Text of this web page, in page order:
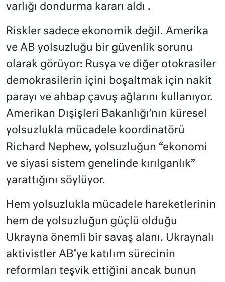
varlığı dondurma kararı aldı .
Riskler sadece ekonomik değil. Amerika
ve AB yolsuzluğu bir güvenlik sorunu
olarak görüyor: Rusya ve diğer otokrasiler
demokrasilerin içini boşaltmak için nakit
parayı ve ahbap çavuş ağlarını kullanıyor.
Amerikan Dışişleri Bakanlığı’nın küresel
yolsuzlukla mücadele koordinatörü
Richard Nephew, yolsuzluğun “ekonomi
ve siyasi sistem genelinde kırılganlık”
yarattığını söylüyor.
Hem yolsuzlukla mücadele hareketlerinin
hem de yolsuzluğun güçlü olduğu
Ukrayna önemli bir savaş alanı. Ukraynalı
aktivistler AB’ye katılım sürecinin
reformları teşvik ettiğini ancak bunun